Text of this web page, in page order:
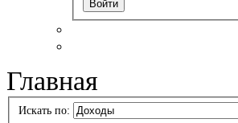
Главная
Искать по: